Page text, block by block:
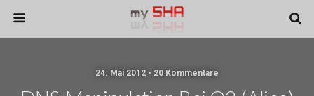
24. Mai 2012 • 20 Kommentare